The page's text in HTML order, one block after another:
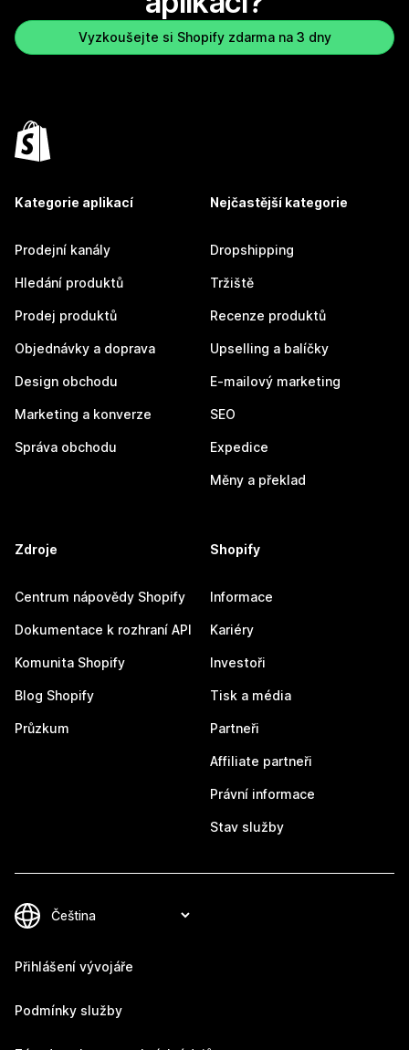
Vyzkoušejte si Shopify zdarma na 3 dny
Kategorie aplikací
Prodejní kanály
Hledání produktů
Prodej produktů
Objednávky a doprava
Design obchodu
Marketing a konverze
Správa obchodu
Nejčastější kategorie
Dropshipping
Tržiště
Recenze produktů
Upselling a balíčky
E-mailový marketing
SEO
Expedice
Měny a překlad
Zdroje
Centrum nápovědy Shopify
Dokumentace k rozhraní API
Komunita Shopify
Blog Shopify
Průzkum
Shopify
Informace
Kariéry
Investoři
Tisk a média
Partneři
Affiliate partneři
Právní informace
Stav služby
Přihlášení vývojáře
Podmínky služby